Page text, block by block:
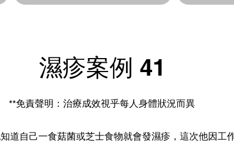
濕疹案例 41
**免責聲明：治療成效視乎每人身體狀況而異
道自己一食菇菌或芝士食物就會發濕疹，這次他因工